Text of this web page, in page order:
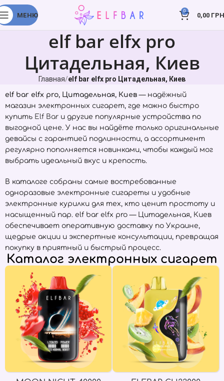
МЕНЮ
0
0,00
elf bar elfx pro
Цитадельная, Киев
Главная elf bar elfx pro Цитадельная, Киев
elf bar elfx pro, Цитадельная, Киев — надёжный
магазин электронных сигарет, где можно быстро
купить Elf Bar и другие популярные устройства по
выгодной цене. У нас вы найдёте только оригинальные
девайсы с гарантией подлинности, а ассортимент
регулярно пополняется новинками, чтобы каждый мог
выбрать идеальный вкус и крепость.
В каталоге собраны самые востребованные
одноразовые электронные сигареты и удобные
электронные курилки для тех, кто ценит простоту и
насыщенный пар. elf bar elfx pro — Цитадельная, Киев
обеспечивает оперативную доставку по Украине,
щедрые акции и экспертные консультации, превращая
покупку в приятный и быстрый процесс.
Каталог электронных сигарет